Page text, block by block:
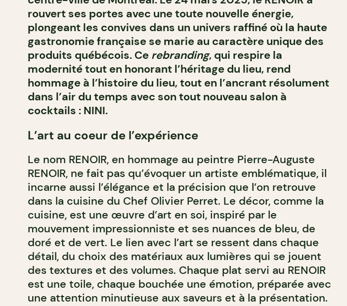
rouvert ses portes avec une toute nouvelle énergie,
plongeant les convives dans un univers raffiné où la haute
gastronomie française se marie au caractère unique des
produits québécois. Ce rebranding, qui respire la
modernité tout en honorant l’héritage du lieu, rend
hommage à l’histoire du lieu, tout en l’ancrant résolument
dans l’air du temps avec son tout nouveau salon à
cocktails : NINI.
L’art au coeur de l’expérience
Le nom RENOIR, en hommage au peintre Pierre-Auguste
RENOIR, ne fait pas qu’évoquer un artiste emblématique, il
incarne aussi l’élégance et la précision que l’on retrouve
dans la cuisine du Chef Olivier Perret. Le décor, comme la
cuisine, est une œuvre d’art en soi, inspiré par le
mouvement impressionniste et ses nuances de bleu, de
doré et de vert. Le lien avec l’art se ressent dans chaque
détail, du choix des matériaux aux lumières qui se jouent
des textures et des volumes. Chaque plat servi au RENOIR
est une toile, chaque bouchée une émotion, préparée avec
une attention minutieuse aux saveurs et à la présentation.